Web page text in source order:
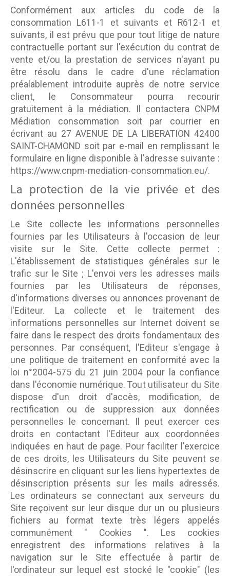
Conformément aux articles du code de la
consommation L611-1 et suivants et R612-1 et
suivants, il est prévu que pour tout litige de nature
contractuelle portant sur l'exécution du contrat de
vente et/ou la prestation de services n'ayant pu
être résolu dans le cadre d'une réclamation
préalablement introduite auprès de notre service
client, le Consommateur pourra recourir
gratuitement à la médiation. Il contactera CNPM
Médiation consommation soit par courrier en
écrivant au 27 AVENUE DE LA LIBERATION 42400
SAINT-CHAMOND soit par e-mail en remplissant le
formulaire en ligne disponible à l'adresse suivante :
https://www.cnpm-mediation-consommation.eu/.
La protection de la vie privée et des
données personnelles
Le Site collecte les informations personnelles
fournies par les Utilisateurs à l'occasion de leur
visite sur le Site. Cette collecte permet :
L'établissement de statistiques générales sur le
trafic sur le Site ; L'envoi vers les adresses mails
fournies par les Utilisateurs de réponses,
d'informations diverses ou annonces provenant de
l'Editeur. La collecte et le traitement des
informations personnelles sur Internet doivent se
faire dans le respect des droits fondamentaux des
personnes. Par conséquent, l'Editeur s'engage à
une politique de traitement en conformité avec la
loi n°2004-575 du 21 juin 2004 pour la confiance
dans l'économie numérique. Tout utilisateur du Site
dispose d'un droit d'accès, modification, de
rectification ou de suppression aux données
personnelles le concernant. Il peut exercer ces
droits en contactant l'Editeur aux coordonnées
indiquées en haut de page. Pour faciliter l'exercice
de ces droits, les Utilisateurs du Site peuvent se
désinscrire en cliquant sur les liens hypertextes de
désinscription présents sur les mails adressés.
Les ordinateurs se connectant aux serveurs du
Site reçoivent sur leur disque dur un ou plusieurs
fichiers au format texte très légers appelés
communément " Cookies ". Les cookies
enregistrent des informations relatives à la
navigation sur le Site effectuée à partir de
l'ordinateur sur lequel est stocké le "cookie" (les